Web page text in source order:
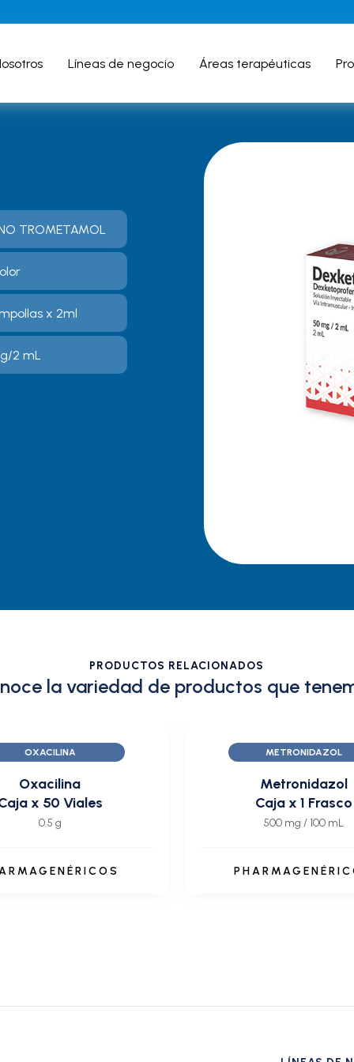
Líneas de negocio Áreas terapéuticas
TROMETAMOL
x 2ml
2 mL
PRODUCTOS RELACIONADOS
la variedad de productos que
OXACILINA
Oxacilina
x 50 Viales
0.5 g
METRONIDAZOL
Metronidazol
Caja x 1 Frasco
500 mg / 100 mL